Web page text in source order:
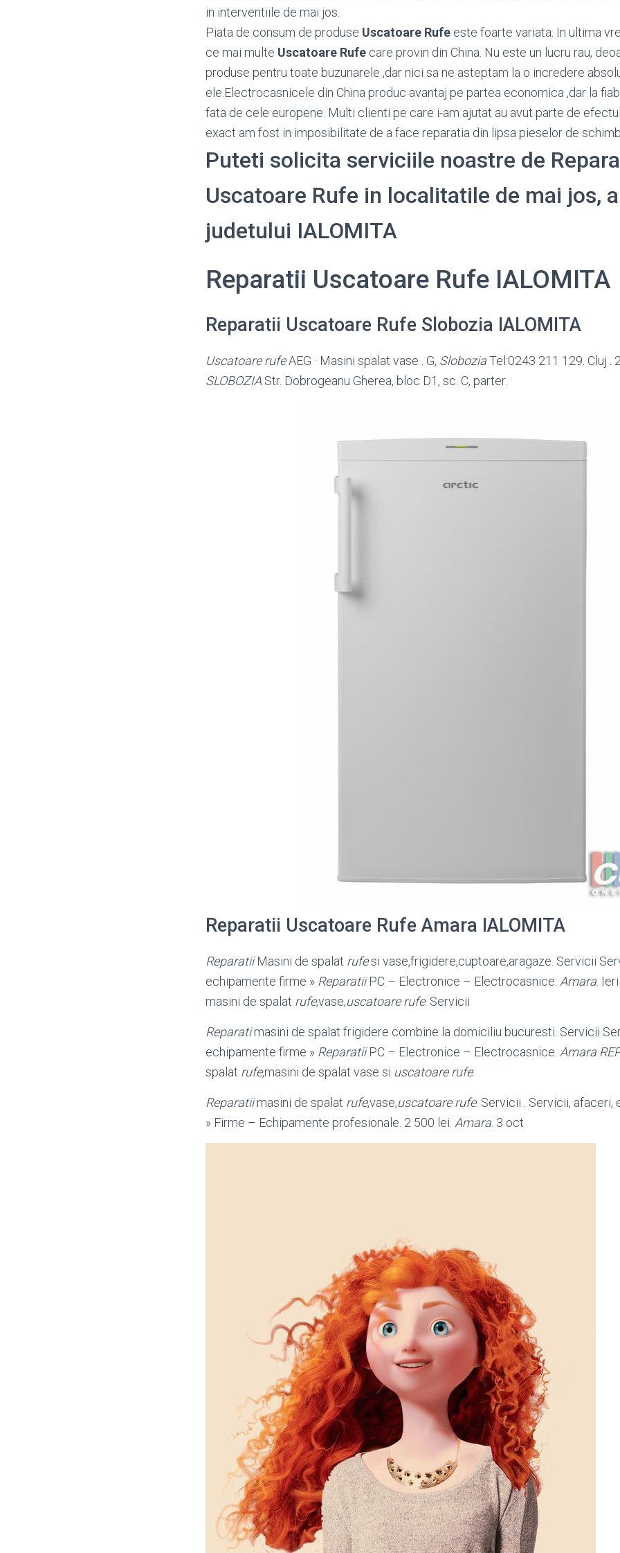
in interventiile de mai jos.
Piata de consum de produse Uscatoare Rufe este foarte variata. In ultima
ce mai multe Uscatoare Rufe care provin din China. Nu este un lucru rau,
produse pentru toate buzunarele ,dar nici sa ne asteptam la o incredere
ele.Electrocasnicele din China produc avantaj pe partea economica ,dar la
fata de cele europene. Multi clienti pe care i-am ajutat au avut parte de
exact am fost in imposibilitate de a face reparatia din lipsa pieselor de schimb.
Puteti solicita serviciile noastre de
Uscatoare Rufe in localitatile de mai jos,
judetului IALOMITA
Reparatii Uscatoare Rufe IALOMITA
Reparatii Uscatoare Rufe Slobozia IALOMITA
Uscatoare rufeAEG · Masini spalat vase . G, SloboziaTel:0243 211 129. Cluj .
SLOBOZIA Str. Dobrogeanu Gherea, bloc D1, sc. C, parter.
Reparatii Uscatoare Rufe Amara IALOMITA
ReparatiiMasini de spalat rufesi vase,frigidere,cuptoare,aragaze. Servicii
echipamente firme » ReparatiiPC – Electronice – Electrocasnice Amara .
masini de spalat rufe,vase,uscatoare rufe. Servicii
Reparatimasini de spalat frigidere combine la domiciliu bucuresti. Servicii
echipamente firme » ReparatiiPC – Electronice – Electrocasnice Amara
spalat rufe,masini de spalat vase si uscatoare rufe.
Reparatiimasini de spalat rufe,vase,uscatoare rufe. Servicii . Servicii, afaceri,
» Firme – Echipamente profesionale. 2 500 lei. Amara . 3 oct